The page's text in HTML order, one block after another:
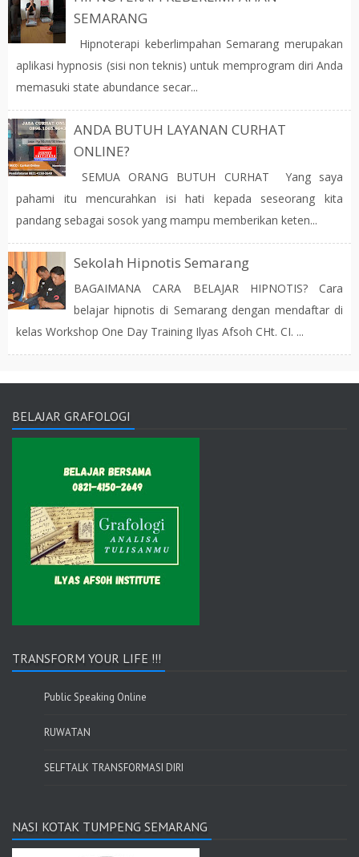
SEMARANG
Hipnoterapi keberlimpahan Semarang merupakan
aplikasi hypnosis (sisi non teknis) untuk memprogram diri Anda
memasuki state abundance secar...
ANDA BUTUH LAYANAN CURHAT
ONLINE?
SEMUA ORANG BUTUH CURHAT Yang saya
pahami itu mencurahkan isi hati kepada seseorang kita
pandang sebagai sosok yang mampu memberikan keten...
Sekolah Hipnotis Semarang
BAGAIMANA CARA BELAJAR HIPNOTIS? Cara
belajar hipnotis di Semarang dengan mendaftar di
kelas Workshop One Day Training Ilyas Afsoh CHt. CI. ...
BELAJAR GRAFOLOGI
TRANSFORM YOUR LIFE !!!
Public Speaking Online
RUWATAN
SELFTALK TRANSFORMASI DIRI
NASI KOTAK TUMPENG SEMARANG